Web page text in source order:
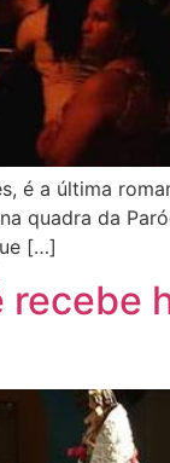
é a última
quadra da
[…]